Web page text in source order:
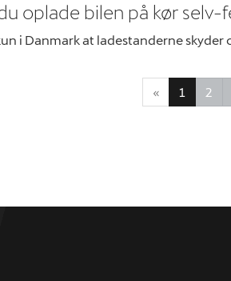
oplade bilen på kør selv-
i Danmark at ladestanderne skyder
« 1 2